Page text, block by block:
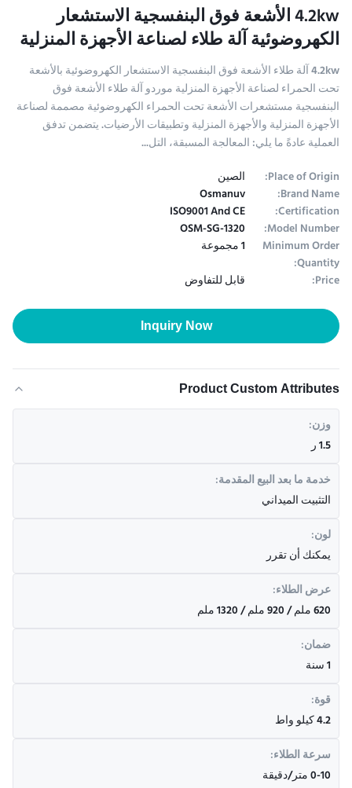
4.2kw الأشعة فوق البنفسجية الاستشعار
الكهروضوئية آلة طلاء لصناعة الأجهزة المنزلية
4.2kw آلة طلاء الأشعة فوق البنفسجية الاستشعار الكهروضوئية بالأشعة
تحت الحمراء لصناعة الأجهزة المنزلية موردو آلة طلاء الأشعة فوق
البنفسجية مستشعرات الأشعة تحت الحمراء الكهروضوئية مصممة لصناعة
الأجهزة المنزلية والأجهزة المنزلية وتطبيقات الأرضيات. يتضمن تدفق
العملية عادةً ما يلي: المعالجة المسبقة، التل...
Place of Origin:
الصين
Brand Name:
Osmanuv
Certification:
ISO9001 And CE
Model Number:
OSM-SG-1320
Minimum Order
Quantity:
1 مجموعة
Price:
قابل للتفاوض
Inquiry Now
Product Custom Attributes
وزن:
1.5 ر
خدمة ما بعد البيع المقدمة:
التثبيت الميداني
لون:
يمكنك أن تقرر
عرض الطلاء:
620 ملم / 920 ملم / 1320 ملم
ضمان:
1 سنة
قوة:
4.2 كيلو واط
سرعة الطلاء:
0-10 متر/دقيقة